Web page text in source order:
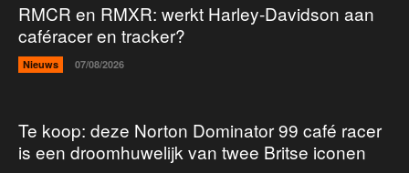
RMCR en RMXR: werkt Harley-Davidson aan
caféracer en tracker?
Nieuws 07/08/2026
Te koop: deze Norton Dominator 99 café racer
is een droomhuwelijk van twee Britse iconen